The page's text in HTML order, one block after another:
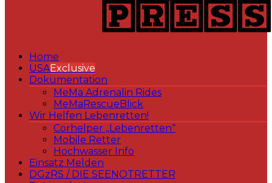
Home
USAExclusive
Dokumentation
MeMa Adrenalin Rides
MeMaRescueBlick
Wir Helfen Lebenretten!
Corhelper „Lebenretten“
Mobile Retter
Hochwasser Info
Einsatz Melden
DGzRS / DIE SEENOTRETTER